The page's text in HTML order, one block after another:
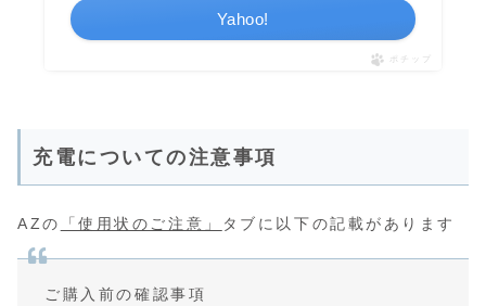
Yahoo!
ポチップ
充電についての注意事項
AZの 「使用状のご注意」 タブに以下の記載があります
ご購入前の確認事項